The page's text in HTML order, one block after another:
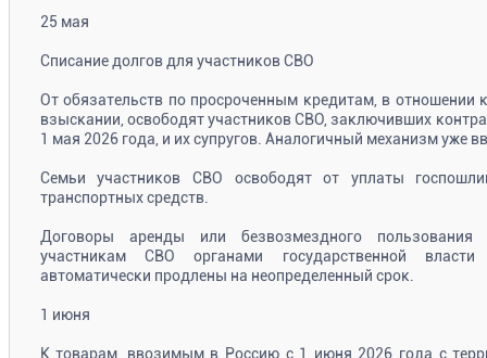
25 мая
Списание долгов для участников СВО
От обязательств по просроченным кредитам, в отношении
взыскании, освободят участников СВО, заключивших
1 мая 2026 года, и их супругов. Аналогичный механизм уже
Семьи участников СВО освободят от уплаты
транспортных средств.
Договоры аренды или безвозмездного пользования
участникам СВО органами государственной
автоматически продлены на неопределенный срок.
1 июня
К товарам, ввозимым в Россию с 1 июня 2026 года с